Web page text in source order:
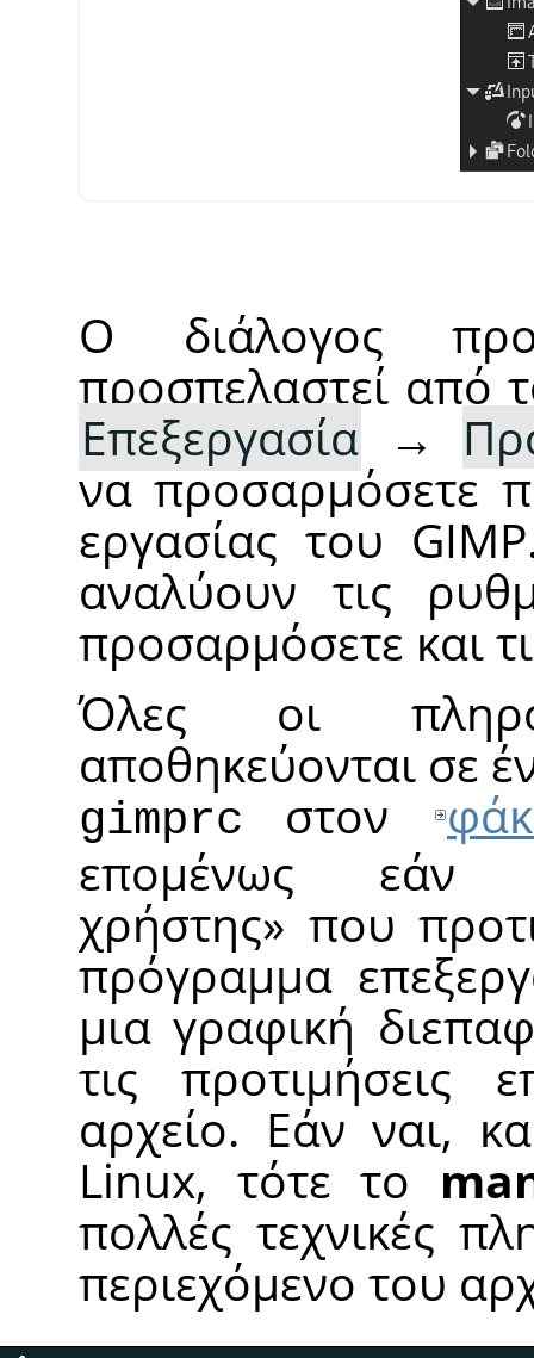
Ο διάλογος
προσπελαστεί από
Επεξεργασία →
να προσαρμόσετε
εργασίας του
αναλύουν τις
προσαρμόσετε και
Όλες οι
αποθηκεύονται σε
gimprc στον
επομένως
χρήστης» που
πρόγραμμα
μια γραφική
τις προτιμήσεις
αρχείο. Εάν ναι,
Linux, τότε το
πολλές τεχνικές
περιεχόμενο του